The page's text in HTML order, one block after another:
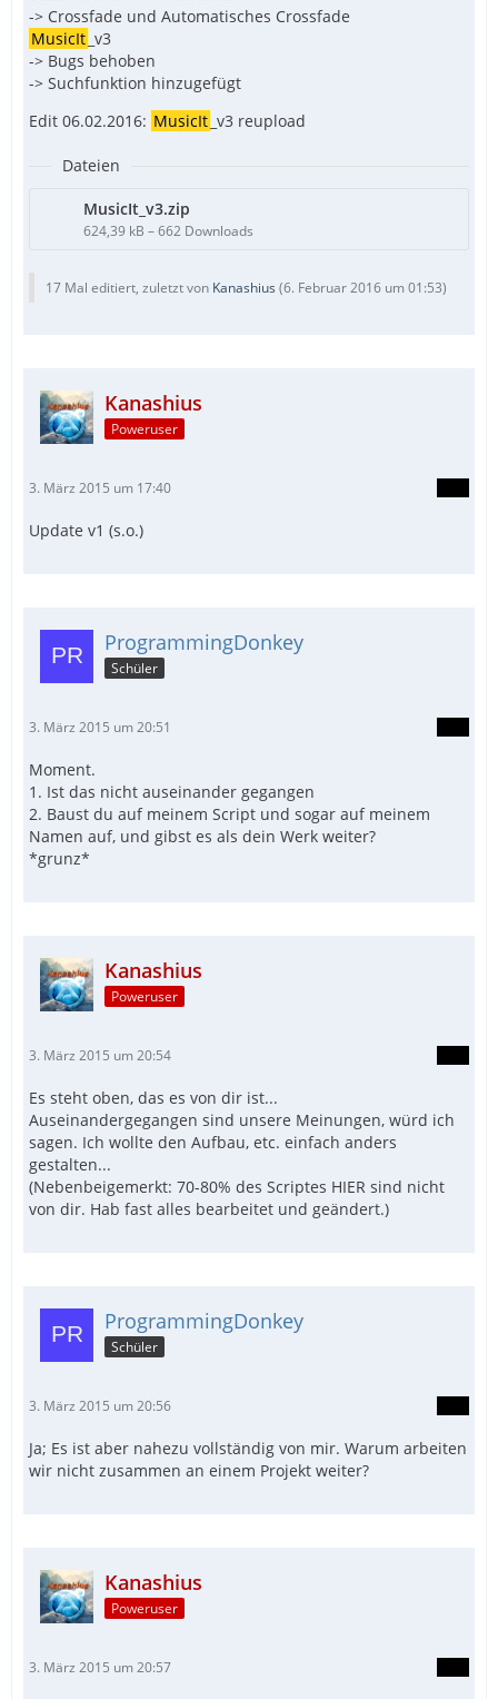
-> Crossfade und Automatisches Crossfade
MusicIt _v3
-> Bugs behoben
-> Suchfunktion hinzugefügt
Edit 06.02.2016: MusicIt _v3 reupload
Dateien
MusicIt_v3.zip
624,39 kB – 662 Downloads
17 Mal editiert, zuletzt von Kanashius (6. Februar 2016 um 01:53)
Kanashius
Poweruser
3. März 2015 um 17:40
Update v1 (s.o.)
ProgrammingDonkey
Schüler
3. März 2015 um 20:51
Moment.
1. Ist das nicht auseinander gegangen
2. Baust du auf meinem Script und sogar auf meinem
Namen auf, und gibst es als dein Werk weiter?
*grunz*
Kanashius
Poweruser
3. März 2015 um 20:54
Es steht oben, das es von dir ist...
Auseinandergegangen sind unsere Meinungen, würd ich
sagen. Ich wollte den Aufbau, etc. einfach anders
gestalten...
(Nebenbeigemerkt: 70-80% des Scriptes HIER sind nicht
von dir. Hab fast alles bearbeitet und geändert.)
ProgrammingDonkey
Schüler
3. März 2015 um 20:56
Ja; Es ist aber nahezu vollständig von mir. Warum arbeiten
wir nicht zusammen an einem Projekt weiter?
Kanashius
Poweruser
3. März 2015 um 20:57